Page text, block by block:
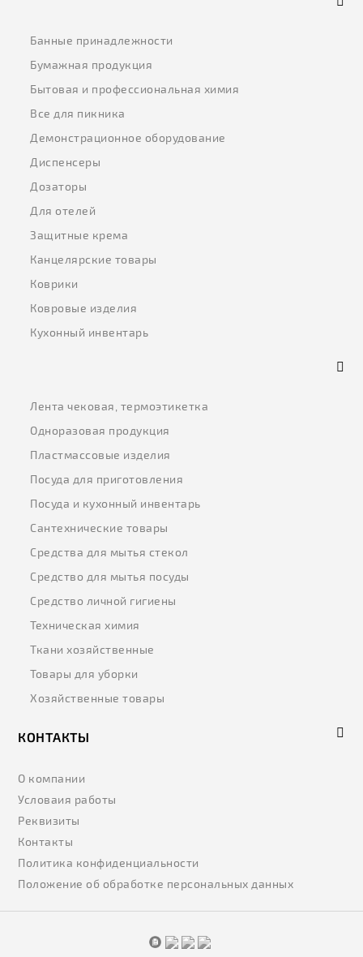
Банные принадлежности
Бумажная продукция
Бытовая и профессиональная химия
Все для пикника
Демонстрационное оборудование
Диспенсеры
Дозаторы
Для отелей
Защитные крема
Канцелярские товары
Коврики
Ковровые изделия
Кухонный инвентарь
Лента чековая, термоэтикетка
Одноразовая продукция
Пластмассовые изделия
Посуда для приготовления
Посуда и кухонный инвентарь
Сантехнические товары
Средства для мытья стекол
Средство для мытья посуды
Средство личной гигиены
Техническая химия
Ткани хозяйственные
Товары для уборки
Хозяйственные товары
КОНТАКТЫ
О компании
Условаия работы
Реквизиты
Контакты
Политика конфиденциальности
Положение об обработке персональных данных